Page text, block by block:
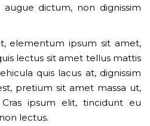
dictum, non dignissim
elementum ipsum sit amet,
lectus sit amet tellus mattis
quis lacus at, dignissim
pretium sit amet massa ut,
ipsum elit, tincidunt eu
lectus.